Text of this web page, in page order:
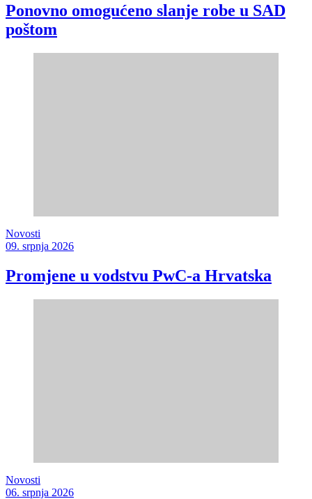
Ponovno omogućeno slanje robe u SAD
poštom
Novosti
09. srpnja 2026
Promjene u vodstvu PwC-a Hrvatska
Novosti
06. srpnja 2026